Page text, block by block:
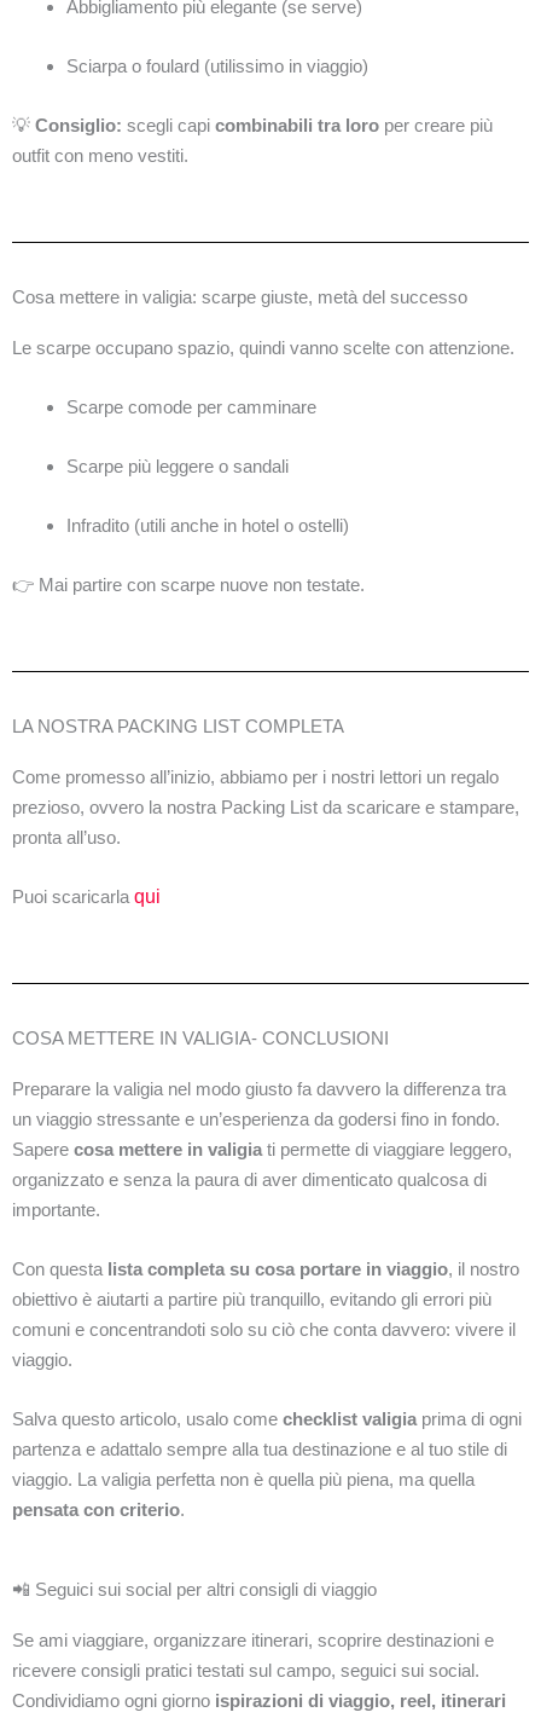
Abbigliamento più elegante (se serve)
Sciarpa o foulard (utilissimo in viaggio)
💡 Consiglio: scegli capi combinabili tra loro per creare più
outfit con meno vestiti.
Cosa mettere in valigia: scarpe giuste, metà del successo
Le scarpe occupano spazio, quindi vanno scelte con attenzione.
Scarpe comode per camminare
Scarpe più leggere o sandali
Infradito (utili anche in hotel o ostelli)
👉 Mai partire con scarpe nuove non testate.
LA NOSTRA PACKING LIST COMPLETA
Come promesso all’inizio, abbiamo per i nostri lettori un regalo
prezioso, ovvero la nostra Packing List da scaricare e stampare,
pronta all’uso.
Puoi scaricarla qui
COSA METTERE IN VALIGIA- CONCLUSIONI
Preparare la valigia nel modo giusto fa davvero la differenza tra
un viaggio stressante e un’esperienza da godersi fino in fondo.
Sapere cosa mettere in valigia ti permette di viaggiare leggero,
organizzato e senza la paura di aver dimenticato qualcosa di
importante.
Con questa lista completa su cosa portare in viaggio, il nostro
obiettivo è aiutarti a partire più tranquillo, evitando gli errori più
comuni e concentrandoti solo su ciò che conta davvero: vivere il
viaggio.
Salva questo articolo, usalo come checklist valigia prima di ogni
partenza e adattalo sempre alla tua destinazione e al tuo stile di
viaggio. La valigia perfetta non è quella più piena, ma quella
pensata con criterio.
📲 Seguici sui social per altri consigli di viaggio
Se ami viaggiare, organizzare itinerari, scoprire destinazioni e
ricevere consigli pratici testati sul campo, seguici sui social.
Condividiamo ogni giorno ispirazioni di viaggio, reel, itinerari